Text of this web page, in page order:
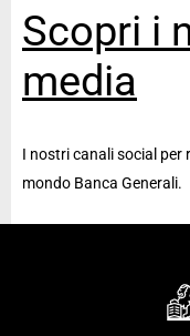
Scopri i
media
I nostri canali social per
mondo Banca Generali.